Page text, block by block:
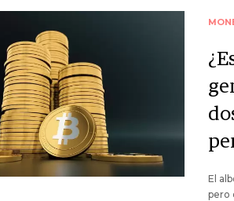
El
pero